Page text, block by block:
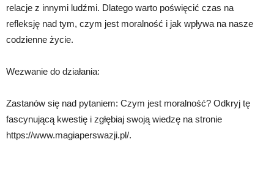
relacje z innymi ludźmi. Dlatego warto poświęcić czas na
refleksję nad tym, czym jest moralność i jak wpływa na nasze
codzienne życie.
Wezwanie do działania:
Zastanów się nad pytaniem: Czym jest moralność? Odkryj tę
fascynującą kwestię i zgłębiaj swoją wiedzę na stronie
https://www.magiaperswazji.pl/.